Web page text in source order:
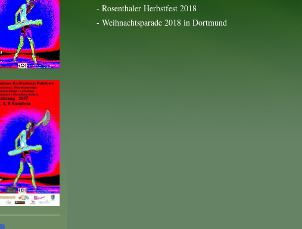
- Rosenthaler Herbstfest 2018
- Weihnachtsparade 2018 in Dortmund